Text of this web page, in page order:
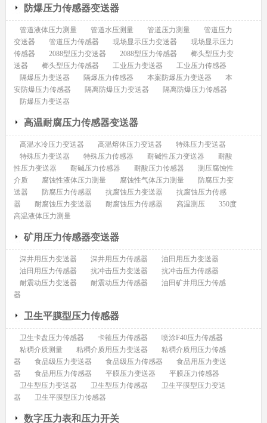
防爆压力传感器变送器
管道液体压力测量 管道水压测量 管道压力测量
管道压力
变送器
管道压力传感器 现场显示压力变送器
现场显示压力
传感器
2088型压力变送器 2088型压力传感器
榔头型压力变
送器
榔头型压力传感器 工业压力变送器
工业压力传感器
隔爆压力变送器
隔爆压力传感器 本案防爆压力变送器
本
安防爆压力传感器
隔离防爆压力变送器
隔离防爆压力传感器
防爆压力变送器
高温耐腐压力传感器变送器
高温水冷压力变送器 高温熔体压力变送器
特殊压力变送器
特殊压力变送器
特殊压力传感器 耐碱性压力变送器
耐酸
性压力变送器
耐碱压力传感器 耐酸压力传感器
测压腐蚀性
介质
腐蚀性液体压力测量 腐蚀性气体压力测量
防腐压力变
送器
防腐压力传感器 抗腐蚀压力变送器
抗腐蚀压力传感
器
耐腐蚀压力变送器 耐腐蚀压力传感器 高温测压
350度
高温液体压力测量
矿用压力传感器变送器
深井用压力变送器 深井用压力传感器
油田用压力变送器
油田用压力传感器
抗冲击压力变送器
抗冲击压力传感器
耐震动压力变送器
耐震动压力传感器
油田矿井用压力传感
器
卫生平膜型压力传感器
卫生卡盘压力传感器 卡箍压力传感器
喷涂F40压力传感器
粘稠介质测量
粘稠介质用压力变送器
粘稠介质用压力传感
器
食品级压力变送器 食品级压力传感器
食品用压力变送
器
食品用压力传感器 平膜压力变送器
平膜压力传感器
卫生型压力变送器
卫生型压力传感器
卫生平膜型压力变送
器
卫生平膜型压力传感器
数字压力表和压力开关